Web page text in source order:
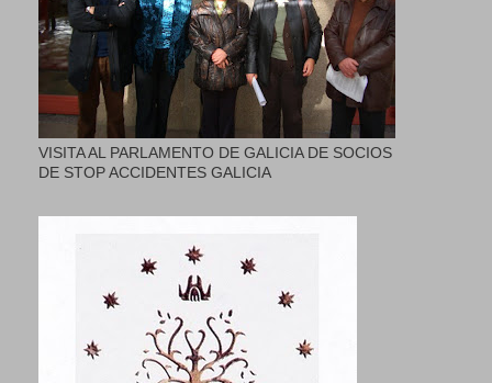
VISITA AL PARLAMENTO DE GALICIA DE SOCIOS
DE STOP ACCIDENTES GALICIA